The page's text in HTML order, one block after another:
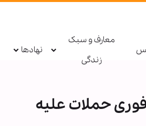
معارف و سبک
زندگی
نهادها
حملات علیه